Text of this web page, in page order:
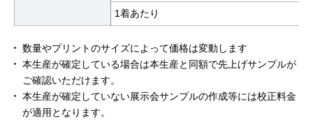
1着あたり
数量やプリントのサイズによって価格は変動します
本生産が確定している場合は本生産と同額で先上げサンプルが
ご確認いただけます。
本生産が確定していない展示会サンプルの作成等には校正料金
が適用となります。